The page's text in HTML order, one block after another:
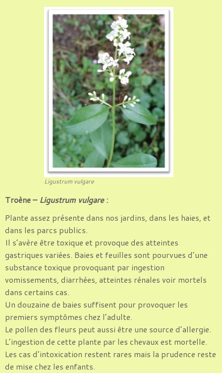
Ligustrum vulgare
Troène – Ligustrum vulgare:
Plante assez présente dans nos jardins, dans les haies, et
dans les parcs publics.
Il s’avère être toxique et provoque des atteintes
gastriques variées. Baies et feuilles sont pourvues d’une
substance toxique provoquant par ingestion
vomissements, diarrhées, atteintes rénales voir mortels
dans certains cas.
Un douzaine de baies suffisent pour provoquer les
premiers symptômes chez l’adulte.
Le pollen des fleurs peut aussi être une source d’allergie.
L’ingestion de cette plante par les chevaux est mortelle.
Les cas d’intoxication restent rares mais la prudence reste
de mise chez les enfants.